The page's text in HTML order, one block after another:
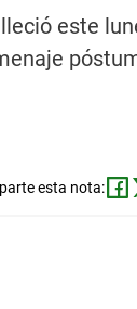
este
esta nota: